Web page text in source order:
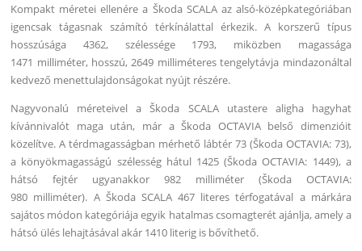
Kompakt méretei ellenére a Škoda SCALA az alsó-középkategóriában
igencsak tágasnak számító térkínálattal érkezik. A korszerű típus
hosszúsága 4362, szélessége 1793, miközben magassága
1471 milliméter, hosszú, 2649 milliméteres tengelytávja mindazonáltal
kedvező menettulajdonságokat nyújt részére.
Nagyvonalú méreteivel a Škoda SCALA utastere aligha hagyhat
kívánnivalót maga után, már a Škoda OCTAVIA belső dimenzióit
közelítve. A térdmagasságban mérhető lábtér 73 (Škoda OCTAVIA: 73),
a könyökmagasságú szélesség hátul 1425 (Škoda OCTAVIA: 1449), a
hátsó fejtér ugyanakkor 982 milliméter (Škoda OCTAVIA:
980 milliméter). A Škoda SCALA 467 literes térfogatával a márkára
sajátos módon kategóriája egyik hatalmas csomagterét ajánlja, amely a
hátsó ülés lehajtásával akár 1410 literig is bővíthető.